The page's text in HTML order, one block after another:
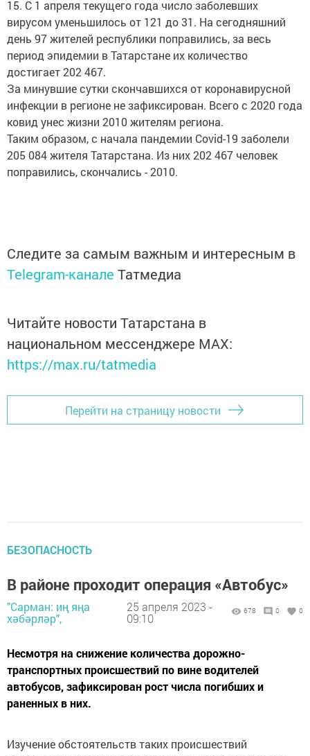
15. С 1 апреля текущего года число заболевших
вирусом уменьшилось от 121 до 31. На сегодняшний
день 97 жителей республики поправились, за весь
период эпидемии в Татарстане их количество
достигает 202 467.
За минувшие сутки скончавшихся от коронавирусной
инфекции в регионе не зафиксирован. Всего с 2020 года
ковид унес жизни 2010 жителям региона.
Таким образом, с начала пандемии Covid-19 заболели
205 084 жителя Татарстана. Из них 202 467 человек
поправились, скончались - 2010.
Следите за самым важным и интересным в
Telegram-канале Татмедиа
Читайте новости Татарстана в
национальном мессенджере MАХ:
https://max.ru/tatmedia
Перейти на страницу новости
БЕЗОПАСНОСТЬ
В районе проходит операция «Автобус»
"Сарман: иң яңа
хәбәрләр",
25 апреля 2023 -
09:10
678 0 0
Несмотря на снижение количества дорожно-
транспортных происшествий по вине водителей
автобусов, зафиксирован рост числа погибших и
раненных в них.
Изучение обстоятельств таких происшествий